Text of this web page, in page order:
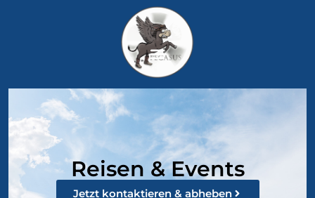
Reisen & Events
Jetzt kontaktieren & abheben